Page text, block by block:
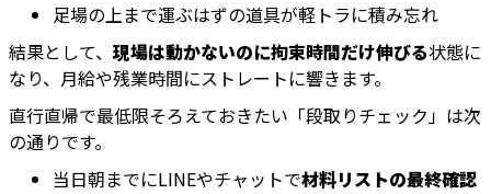
足場の上まで運ぶはずの道具が軽トラに積み忘れ
結果として、現場は動かないのに拘束時間だけ伸びる状態に
なり、月給や残業時間にストレートに響きます。
直行直帰で最低限そろえておきたい「段取りチェック」は次
の通りです。
当日朝までにLINEやチャットで材料リストの最終確認